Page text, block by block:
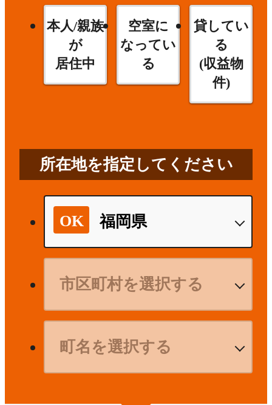
本人/親族
が
居住中
空室に
なってい
る
貸してい
る
(収益物
件)
所在地を指定してください